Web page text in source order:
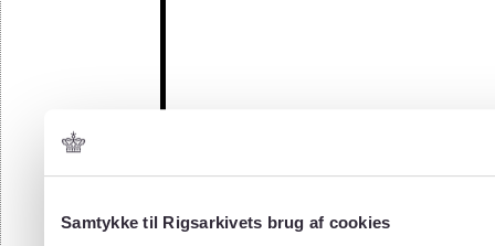
Samtykke til Rigsarkivets brug af cookies